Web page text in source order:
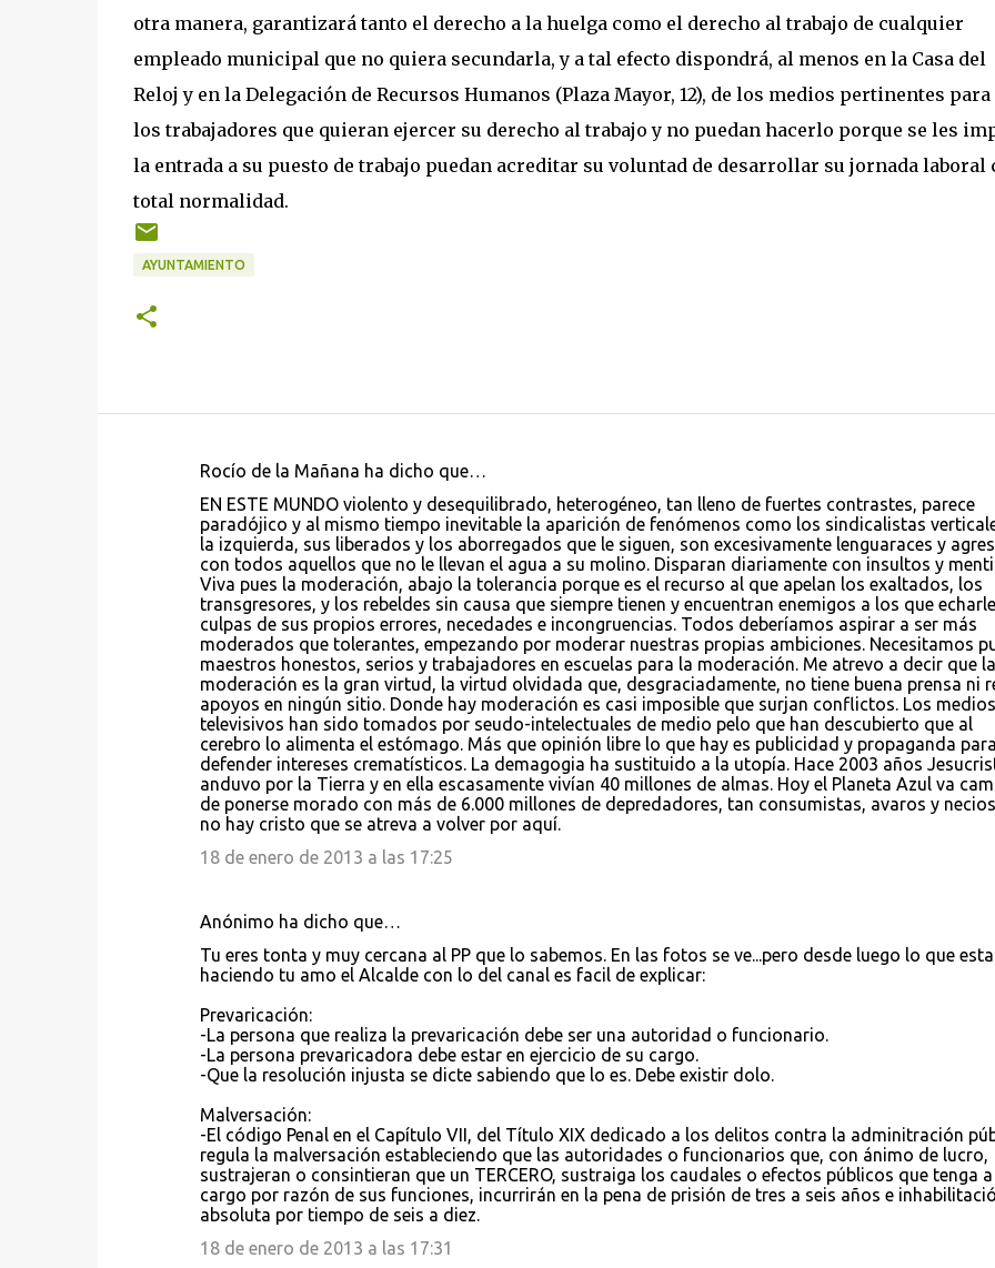
otra manera, garantizará tanto el derecho a la huelga como el derecho al trabajo de cualquier
empleado municipal que no quiera secundarla, y a tal efecto dispondrá, al menos en la Casa del
Reloj y en la Delegación de Recursos Humanos (Plaza Mayor, 12), de los medios pertinentes para
los trabajadores que quieran ejercer su derecho al trabajo y no puedan hacerlo porque se les
la entrada a su puesto de trabajo puedan acreditar su voluntad de desarrollar su jornada laboral
total normalidad.
AYUNTAMIENTO
Rocío de la Mañana ha dicho que…
EN ESTE MUNDO violento y desequilibrado, heterogéneo, tan lleno de fuertes contrastes, parece
paradójico y al mismo tiempo inevitable la aparición de fenómenos como los sindicalistas
la izquierda, sus liberados y los aborregados que le siguen, son excesivamente lenguaraces y
con todos aquellos que no le llevan el agua a su molino. Disparan diariamente con insultos y
Viva pues la moderación, abajo la tolerancia porque es el recurso al que apelan los exaltados, los
transgresores, y los rebeldes sin causa que siempre tienen y encuentran enemigos a los que
culpas de sus propios errores, necedades e incongruencias. Todos deberíamos aspirar a ser más
moderados que tolerantes, empezando por moderar nuestras propias ambiciones. Necesitamos
maestros honestos, serios y trabajadores en escuelas para la moderación. Me atrevo a decir que la
moderación es la gran virtud, la virtud olvidada que, desgraciadamente, no tiene buena prensa ni
apoyos en ningún sitio. Donde hay moderación es casi imposible que surjan conflictos. Los medios
televisivos han sido tomados por seudo-intelectuales de medio pelo que han descubierto que al
cerebro lo alimenta el estómago. Más que opinión libre lo que hay es publicidad y propaganda para
defender intereses crematísticos. La demagogia ha sustituido a la utopía. Hace 2003 años
anduvo por la Tierra y en ella escasamente vivían 40 millones de almas. Hoy el Planeta Azul va
de ponerse morado con más de 6.000 millones de depredadores, tan consumistas, avaros y
no hay cristo que se atreva a volver por aquí.
18 de enero de 2013 a las 17:25
Anónimo ha dicho que…
Tu eres tonta y muy cercana al PP que lo sabemos. En las fotos se ve...pero desde luego lo que esta
haciendo tu amo el Alcalde con lo del canal es facil de explicar:
Prevaricación:
-La persona que realiza la prevaricación debe ser una autoridad o funcionario.
-La persona prevaricadora debe estar en ejercicio de su cargo.
-Que la resolución injusta se dicte sabiendo que lo es. Debe existir dolo.
Malversación:
-El código Penal en el Capítulo VII, del Título XIX dedicado a los delitos contra la adminitración
regula la malversación estableciendo que las autoridades o funcionarios que, con ánimo de lucro,
sustrajeran o consintieran que un TERCERO, sustraiga los caudales o efectos públicos que tenga a
cargo por razón de sus funciones, incurrirán en la pena de prisión de tres a seis años e
absoluta por tiempo de seis a diez.
18 de enero de 2013 a las 17:31